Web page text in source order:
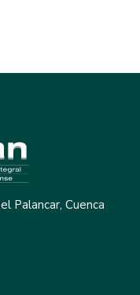
Palancar, Cuenca